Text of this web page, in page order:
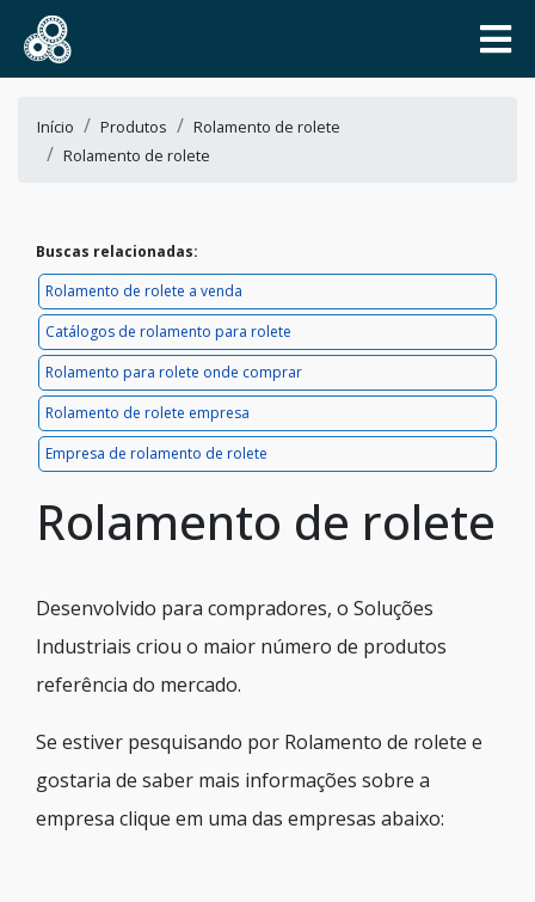
Início Produtos
Rolamento de rolete
Rolamento de rolete
Buscas relacionadas:
Rolamento de rolete a venda
Catálogos de rolamento para rolete
Rolamento para rolete onde comprar
Rolamento de rolete empresa
Empresa de rolamento de rolete
Rolamento de rolete
Desenvolvido para compradores, o Soluções
Industriais criou o maior número de produtos
referência do mercado.
Se estiver pesquisando por Rolamento de rolete e
gostaria de saber mais informações sobre a
empresa clique em uma das empresas abaixo: